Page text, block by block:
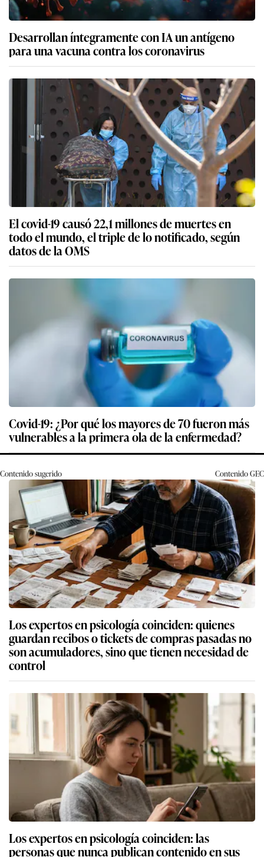
Desarrollan íntegramente con IA un antígeno
para una vacuna contra los coronavirus
El covid-19 causó 22,1 millones de muertes en
todo el mundo, el triple de lo notificado, según
datos de la OMS
Covid-19: ¿Por qué los mayores de 70 fueron más
vulnerables a la primera ola de la enfermedad?
Contenido sugerido ContenidoGEC
Los expertos en psicología coinciden: quienes
guardan recibos o tickets de compras pasadas no
son acumuladores, sino que tienen necesidad de
control
Los expertos en psicología coinciden: las
personas que nunca publican contenido en sus